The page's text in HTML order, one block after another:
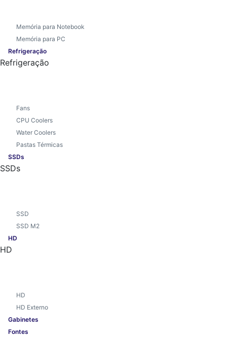
Memória para Notebook
Memória para PC
Refrigeração
Refrigeração
Fans
CPU Coolers
Water Coolers
Pastas Térmicas
SSDs
SSDs
SSD
SSD M2
HD
HD
HD
HD Externo
Gabinetes
Fontes